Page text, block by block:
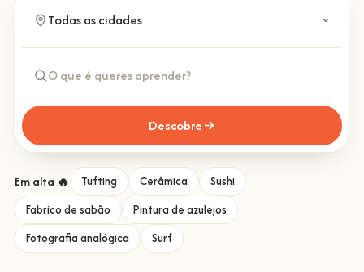
Descobre
Em alta 🔥 Tufting Cerâmica
Sushi
Fabrico de sabão
Pintura de azulejos
Fotografia analógica
Surf